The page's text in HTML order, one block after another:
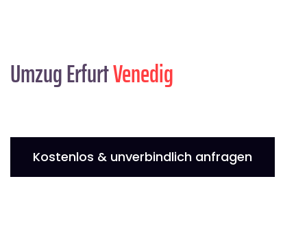
Umzug ErfurtVenedig
Kostenlos & unverbindlich anfragen